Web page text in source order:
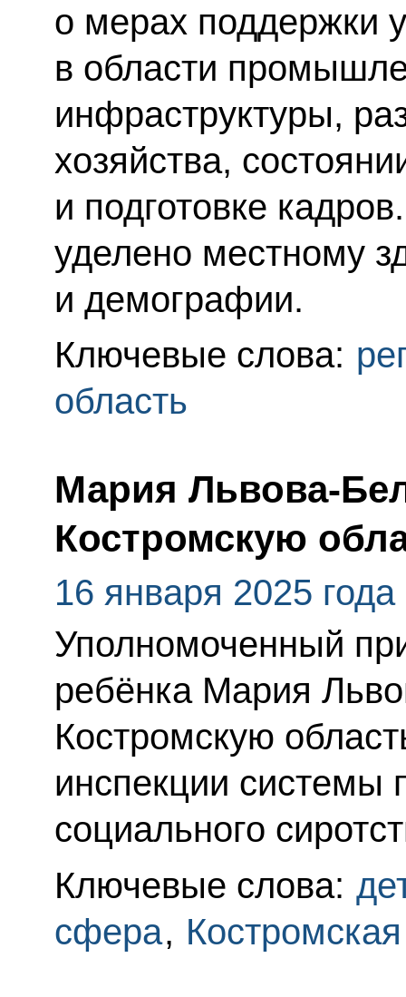
о мерах поддержки
в области
инфраструктуры,
хозяйства,
и подготовке
уделено местному
и демографии.
Ключевые слова:
область
Мария Львова-
Костромскую
16 января 2025 года
Уполномоченный
ребёнка Мария
Костромскую
инспекции системы
социального
Ключевые слова:
сфера,